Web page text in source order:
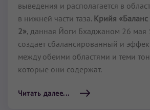
выведения и располагается в
в нижней части таза. Крийя
2», данная Йоги Бхаджаном 26 мая
создает сбалансированный и
между обеими областями и теми
которые они содержат.
Читать далее...